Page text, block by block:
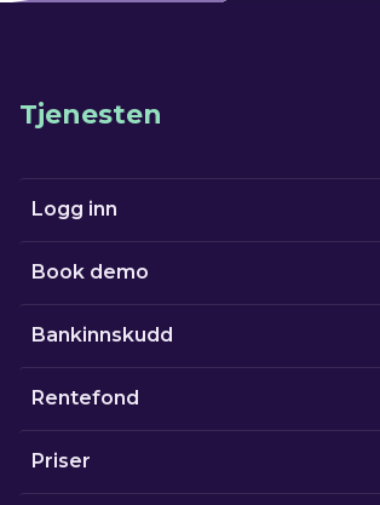
Tjenesten
Logg inn
Book demo
Bankinnskudd
Rentefond
Priser